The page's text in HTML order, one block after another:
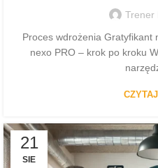
Trener
Proces wdrożenia Gratyfikant
nexo PRO – krok po kroku
21
SIE